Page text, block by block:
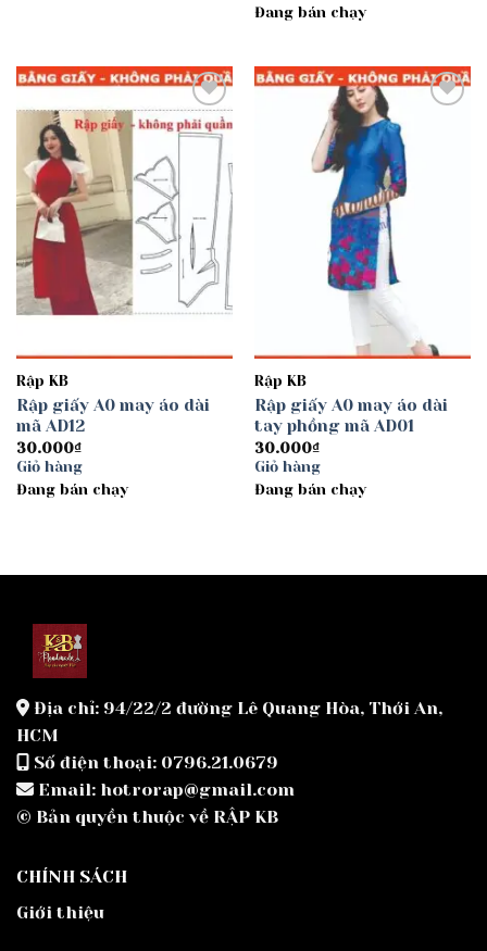
Đang bán chạy
Add to
wishlist
Rập KB
Rập giấy A0 may áo dài
mã AD12
30.000₫
Giỏ hàng
Đang bán chạy
Rập KB
Rập giấy A0 may áo dài
tay phồng mã AD01
30.000₫
Giỏ hàng
Đang bán chạy
Địa chỉ: 94/22/2 đường Lê Quang Hòa, Thới An,
HCM
Số điện thoại: 0796.21.0679
Email: hotrorap@gmail.com
© Bản quyền thuộc về RẬP KB
CHÍNH SÁCH
Giới thiệu